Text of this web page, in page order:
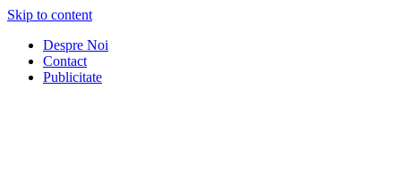
Skip to content
Despre Noi
Contact
Publicitate